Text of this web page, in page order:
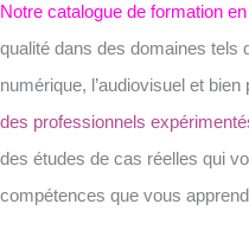
Notre catalogue de formation
qualité dans des domaines tels
numérique, l’audiovisuel et
des professionnels
des études de cas réelles qui
compétences que vous